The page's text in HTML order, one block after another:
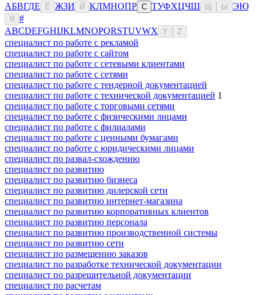
АБВГДЕ Ё ЖЗИ Й КЛМНОПР С ТУФХЦЧШ Ы ЭЮ
Я
#
ABCDEFGHIJKLMNOPQRSTUVWX Y Z
специалист по работе с рекламой
специалист по работе с сайтом
специалист по работе с сетевыми клиентами
специалист по работе с сетями
специалист по работе с тендерной документацией
специалист по работе с технической документацией 1
специалист по работе с торговыми сетями
специалист по работе с физическими лицами
специалист по работе с филиалами
специалист по работе с ценными бумагами
специалист по работе с юридическими лицами
специалист по развал-схождению
специалист по развитию
специалист по развитию бизнеса
специалист по развитию дилерской сети
специалист по развитию интернет-магазина
специалист по развитию корпоративных клиентов
специалист по развитию персонала
специалист по развитию производственной системы
специалист по развитию сети
специалист по размещению заказов
специалист по разработке технической документации
специалист по разрешительной документации
специалист по расчетам